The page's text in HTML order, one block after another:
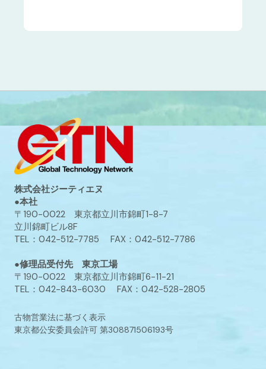
株式会社ジーティエヌ
●本社
〒190-0022 東京都立川市錦町1-8-7
立川錦町ビル8F
TEL：042-512-7785 FAX：042-512-7786
●修理品受付先 東京工場
〒190-0022 東京都立川市錦町6-11-21
TEL：042-843-6030 FAX：042-528-2805
古物営業法に基づく表示
東京都公安委員会許可 第308871506193号